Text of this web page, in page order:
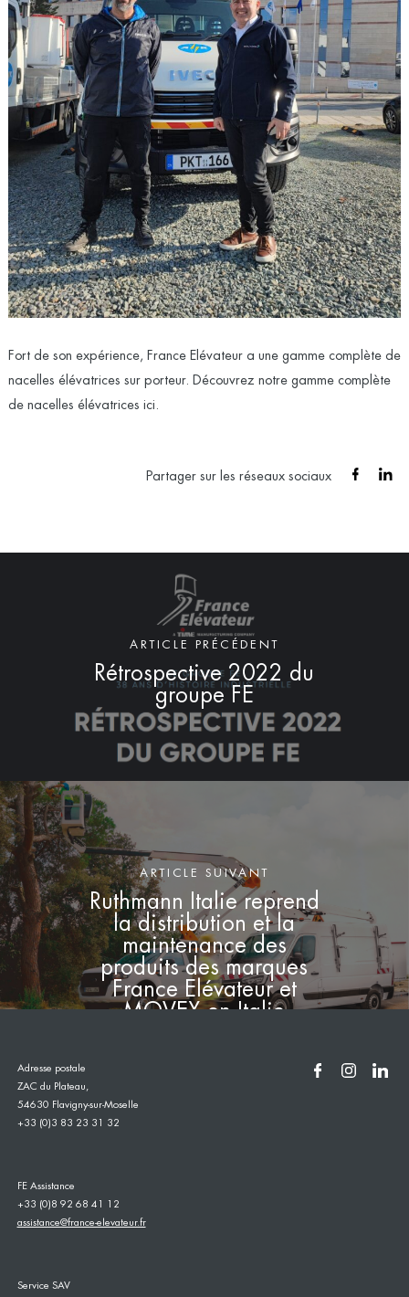
Fort de son expérience, France Elévateur a une gamme complète de
nacelles élévatrices sur porteur. Découvrez notre gamme complète
de nacelles élévatrices ici.
Partager sur les réseaux sociaux
ARTICLE PRÉCÉDENT
Rétrospective 2022 du
groupe FE
ARTICLE SUIVANT
Ruthmann Italie reprend
la distribution et la
maintenance des
produits des marques
France Elévateur et
MOVEX en Italie
Adresse postale
ZAC du Plateau,
54630 Flavigny-sur-Moselle
+33 (0)3 83 23 31 32
FE Assistance
+33 (0)8 92 68 41 12
assistance@france-elevateur.fr
Service SAV